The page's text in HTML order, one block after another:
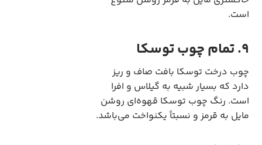
است.
9. تمام چوب توسکا
چوب درخت توسکا بافت صاف و ریز
دارد که بسیار شبیه به گیلاس و افرا
است. رنگ چوب توسکا قهوه‌ای روشن
مایل به قرمز و نسبتاً یکنواخت می‌باشد.